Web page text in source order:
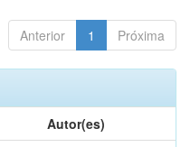
Anterior 1 Próxima
Autor(es)